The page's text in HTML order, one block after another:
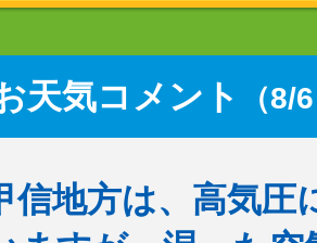
天気コメント （8/
信地方は、高気圧